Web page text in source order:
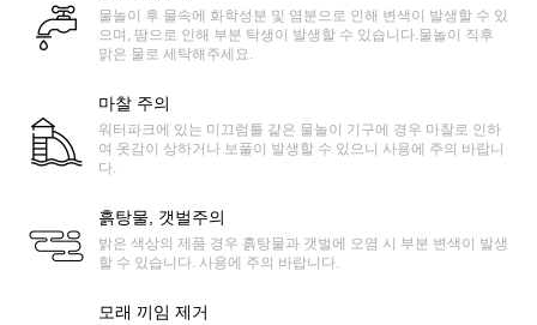
물놀이 후 물속에 화학성분 및 염분으로 인해 변색이 발생할 수 있
으며, 땀으로 인해 부분 탁생이 발생할 수 있습니다.물놀이 직후
맑은 물로 세탁해주세요.
마찰 주의
워터파크에 있는 미끄럼틀 같은 물놀이 기구에 경우 마찰로 인하
여 옷감이 상하거나 보풀이 발생할 수 있으니 사용에 주의 바랍니
다.
흙탕물, 갯벌주의
밝은 색상의 제품 경우 흙탕물과 갯벌에 오염 시 부분 변색이 발생
할 수 있습니다. 사용에 주의 바랍니다.
모래 끼임 제거